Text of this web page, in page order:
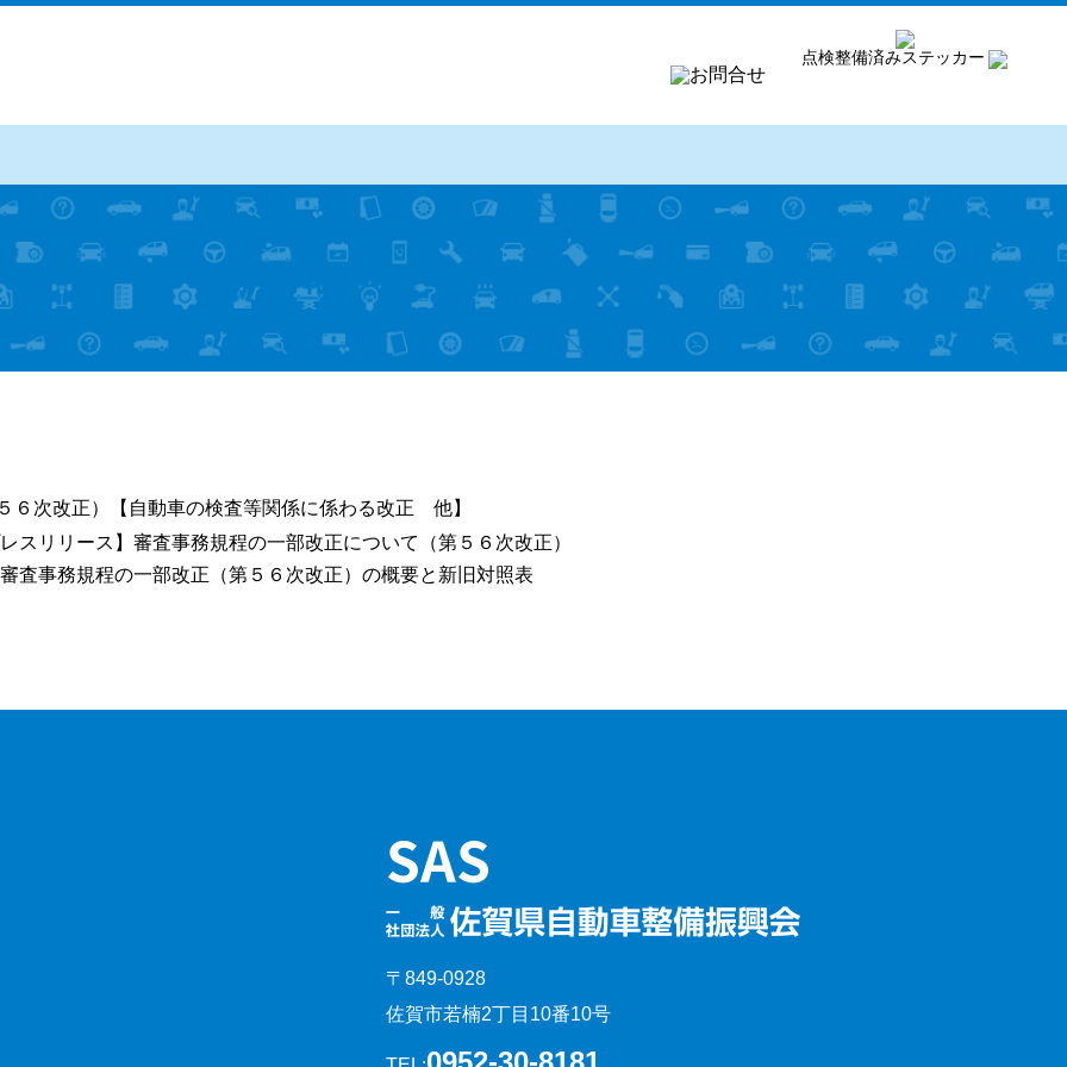
点検整備済みステッカー
最新情報
６次改正）【自動車の検査等関係に係わる改正 他】
スリリース】 審査事務規程の一部改正について（第５６次改正）
審査事務規程の一部改正（第５６次改正）の概要と新旧対照表
〒849-0928
佐賀市若楠2丁目10番10号